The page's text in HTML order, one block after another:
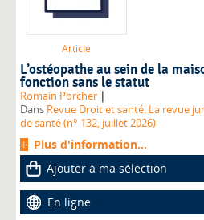
Article
L’ostéopathe au sein de la
fonction sans le statut
Romain Porcher |
Dans Revue Droit et santé. La revue
de santé (n° 132, juillet 2026)
Plus d'information...
Ajouter à ma sélection
En ligne